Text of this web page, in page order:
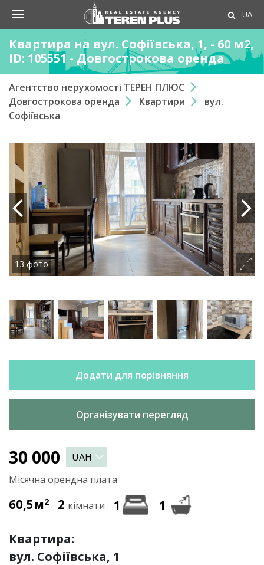
UA
Квартира на вул. Софіївська, 1, - 60 м2,
ID: 105551 - Довгострокова оренда
Агентство нерухомості ТЕРЕН ПЛЮС
Довгострокова оренда
Квартири
вул.
Софіївська
13 фото
Додати для порівняння
Організувати перегляд
30 000
Місячна орендна плата
60,5м2 2 кімнати 1 1
Квартира:
вул. Софіївська, 1